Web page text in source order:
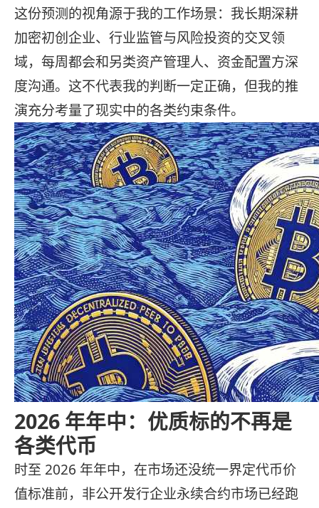
这份预测的视角源于我的工作场景：我长期深耕
加密初创企业、行业监管与风险投资的交叉领
域，每周都会和另类资产管理人、资金配置方深
度沟通。这不代表我的判断一定正确，但我的推
演充分考量了现实中的各类约束条件。
2026 年年中：优质标的不再是
各类代币
时至 2026 年年中，在市场还没统一界定代币价
值标准前，非公开发行企业永续合约市场已经跑